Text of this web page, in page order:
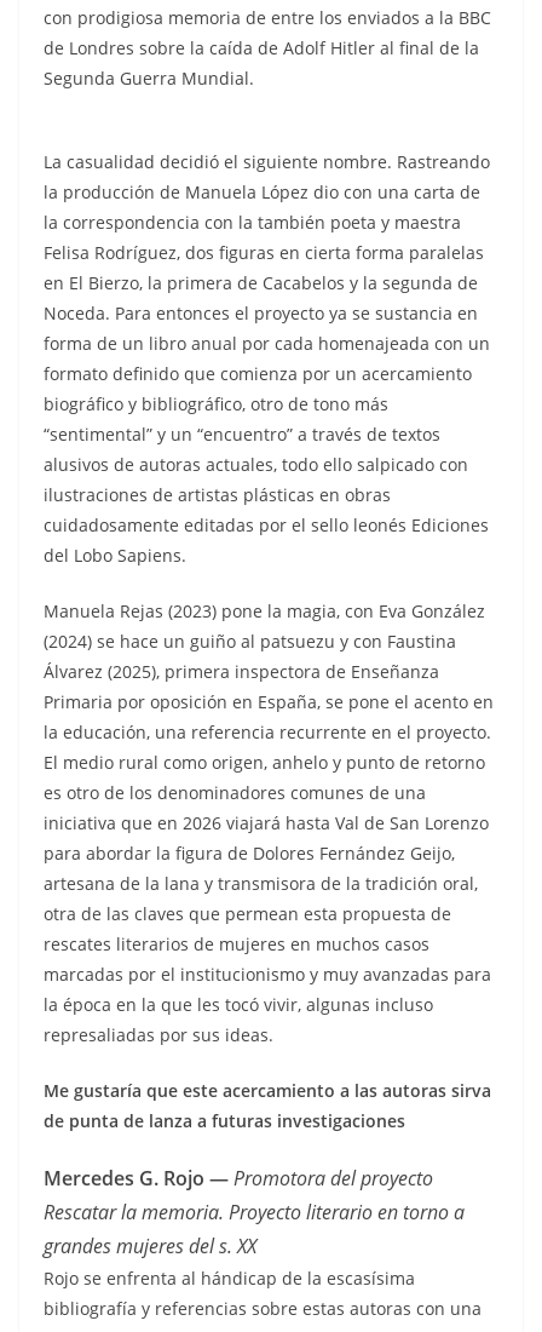
con prodigiosa memoria de entre los enviados a la BBC
de Londres sobre la caída de Adolf Hitler al final de la
Segunda Guerra Mundial.
La casualidad decidió el siguiente nombre. Rastreando
la producción de Manuela López dio con una carta de
la correspondencia con la también poeta y maestra
Felisa Rodríguez, dos figuras en cierta forma paralelas
en El Bierzo, la primera de Cacabelos y la segunda de
Noceda. Para entonces el proyecto ya se sustancia en
forma de un libro anual por cada homenajeada con un
formato definido que comienza por un acercamiento
biográfico y bibliográfico, otro de tono más
“sentimental” y un “encuentro” a través de textos
alusivos de autoras actuales, todo ello salpicado con
ilustraciones de artistas plásticas en obras
cuidadosamente editadas por el sello leonés Ediciones
del Lobo Sapiens.
Manuela Rejas (2023) pone la magia, con Eva González
(2024) se hace un guiño al patsuezu y con Faustina
Álvarez (2025), primera inspectora de Enseñanza
Primaria por oposición en España, se pone el acento en
la educación, una referencia recurrente en el proyecto.
El medio rural como origen, anhelo y punto de retorno
es otro de los denominadores comunes de una
iniciativa que en 2026 viajará hasta Val de San Lorenzo
para abordar la figura de Dolores Fernández Geijo,
artesana de la lana y transmisora de la tradición oral,
otra de las claves que permean esta propuesta de
rescates literarios de mujeres en muchos casos
marcadas por el institucionismo y muy avanzadas para
la época en la que les tocó vivir, algunas incluso
represaliadas por sus ideas.
Me gustaría que este acercamiento a las autoras sirva
de punta de lanza a futuras investigaciones
Mercedes G. Rojo —Promotora del proyecto
Rescatar la memoria. Proyecto literario en torno a
grandes mujeres del s. XX
Rojo se enfrenta al hándicap de la escasísima
bibliografía y referencias sobre estas autoras con una